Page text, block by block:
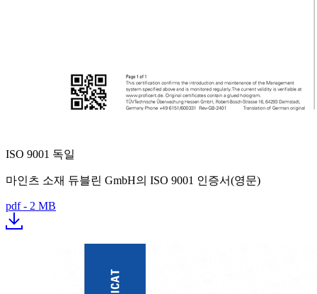
ISO 9001 독일
마인츠 소재 듀블린 GmbH의 ISO 9001 인증서(영문)
pdf - 2 MB